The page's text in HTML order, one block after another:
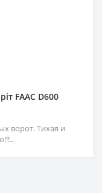
FAAC D600
ворот. Тихая и